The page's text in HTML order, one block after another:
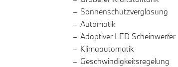
Sonnenschutzverglasung
Automatik
Adaptiver LED Scheinwerfer
Klimaautomatik
Geschwindigkeitsregelung